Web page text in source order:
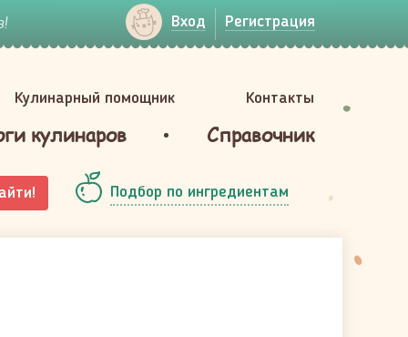
Вход Регистрация
Кулинарный помощник Контакты
кулинаров Справочник
Подбор по ингредиентам